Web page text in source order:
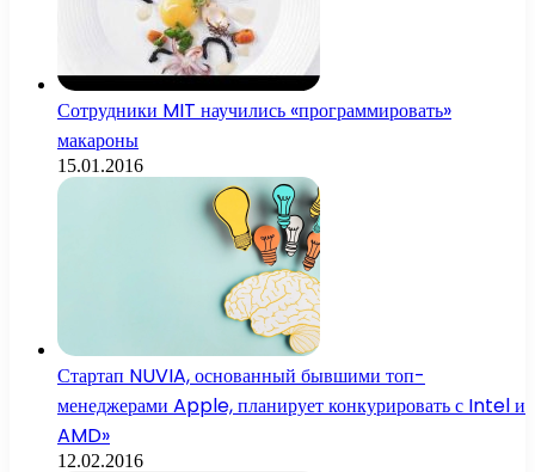
Сотрудники MIT научились «программировать»
макароны
15.01.2016
Стартап NUVIA, основанный бывшими топ-
менеджерами Apple, планирует конкурировать с Intel и
AMD»
12.02.2016